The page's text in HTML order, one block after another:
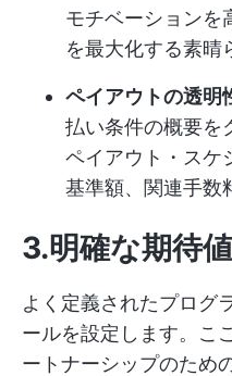
モチベーションを
を最大化する素晴
ペイアウトの透明
払い条件の概要を
ペイアウト・スケ
基準額、関連手数
3.明確な期待
よく定義されたプログ
ールを設定します。こ
ートナーシップのため